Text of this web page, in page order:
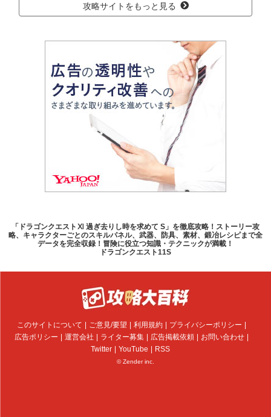
攻略サイトをもっと見る
「ドラゴンクエストⅪ 過ぎ去りし時を求めて S」を徹底攻略！ストーリー攻
略、キャラクターごとのスキルパネル、武器、防具、素材、鍛冶レシピまで全
データを完全収録！冒険に役立つ知識・テクニックが満載！
ドラゴンクエスト11S
このサイトについて ご意見/要望 利用規約
プライバシーポリシー
広告ポリシー
運営会社 ライター募集 広告掲載依頼
お問い合わせ
Twitter
YouTube RSS
© Zender inc.